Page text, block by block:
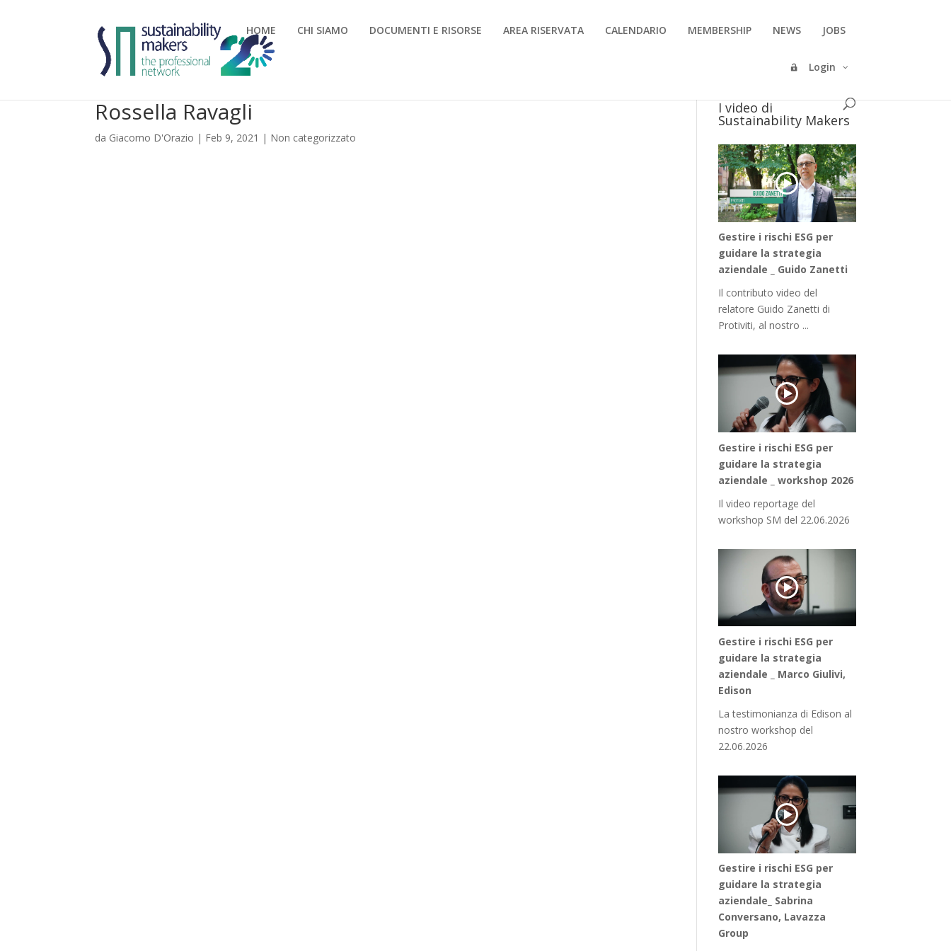
HOME CHI SIAMO DOCUMENTI E RISORSE AREA RISERVATA CALENDARIO MEMBERSHIP NEWS JOBS
Login
Rossella Ravagli
da Giacomo D'Orazio | Feb 9, 2021 | Non categorizzato
I video di
Sustainability Makers
Gestire i rischi ESG per
guidare la strategia
aziendale _ Guido Zanetti
Il contributo video del
relatore Guido Zanetti di
Protiviti, al nostro ...
Gestire i rischi ESG per
guidare la strategia
aziendale _ workshop 2026
Il video reportage del
workshop SM del 22.06.2026
Gestire i rischi ESG per
guidare la strategia
aziendale _ Marco Giulivi,
Edison
La testimonianza di Edison al
nostro workshop del
22.06.2026
Gestire i rischi ESG per
guidare la strategia
aziendale_ Sabrina
Conversano, Lavazza
Group